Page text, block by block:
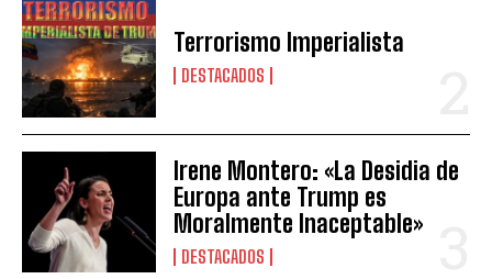
Terrorismo Imperialista
DESTACADOS
Irene Montero: «La Desidia de
Europa ante Trump es
Moralmente Inaceptable»
DESTACADOS